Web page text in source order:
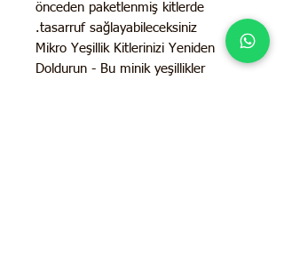
önceden paketlenmiş kitlerde
tasarruf sağlayabileceksiniz.
Mikro Yeşillik Kitlerinizi Yeniden
Doldurun - Bu minik yeşillikler